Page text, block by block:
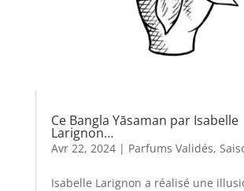
Ce Bangla Yāsaman par Isabelle
Larignon…
Avr 22, 2024| Parfums Validés,
Isabelle Larignon a réalisé une